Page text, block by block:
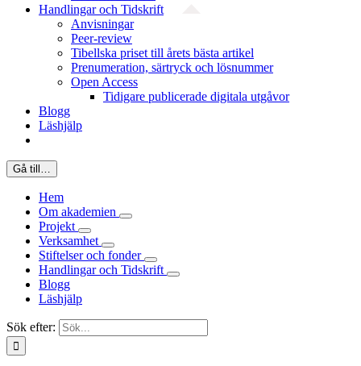
Handlingar och Tidskrift
Anvisningar
Peer-review
Tibellska priset till årets bästa artikel
Prenumeration, särtryck och lösnummer
Open Access
Tidigare publicerade digitala utgåvor
Blogg
Läshjälp
Gå till…
Hem
Om akademien
Projekt
Verksamhet
Stiftelser och fonder
Handlingar och Tidskrift
Blogg
Läshjälp
Sök efter: